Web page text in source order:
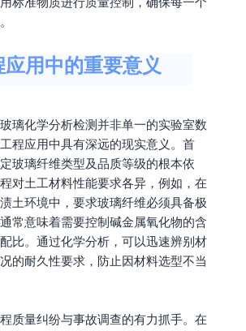
用中的重要意义
璃化学分析检测并非单一的实验室数
程应用中具有深远的现实意义。首
玻璃纤维类型及品质等级的根本依
对土工材料性能要求各异，例如，在
土环境中，要求玻璃纤维必须具备极
常意味着需要控制碱金属氧化物的含
比。通过化学分析，可以迅速辨别材
的耐久性要求，防止因材料选型不当
质量纠纷与事故调查的有力抓手。在